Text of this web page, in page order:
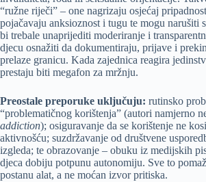
“ružne riječi” – one nagrizaju osjećaj
pojačavaju anksioznost i tugu te mogu narušiti
bi trebale unaprijediti moderiranje i
djecu osnažiti da dokumentiraju, prijave i
prelaze granicu. Kada zajednica reagira
prestaju biti megafon za mržnju.
Preostale preporuke uključuju: rutinsko
“problematičnog korištenja” (autori namjerno
addiction); osiguravanje da se korištenje ne
aktivnošću; suzdržavanje od društvene
izgleda; te obrazovanje – obuku iz medijskih
djeca dobiju potpunu autonomiju. Sve to
postanu alat, a ne moćan izvor pritiska.